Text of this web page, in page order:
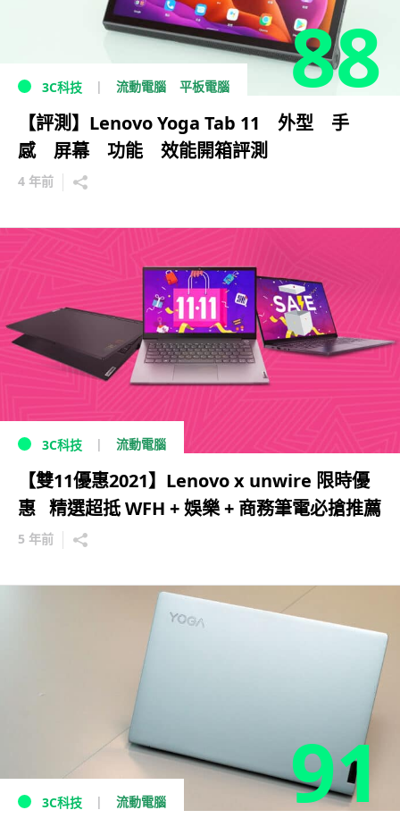
88
3C科技 流動電腦 平板電腦
【評測】Lenovo Yoga Tab 11 外型 手
感 屏幕 功能 效能開箱評測
4 年前
3C科技 流動電腦
【雙11優惠2021】Lenovo x unwire 限時優
惠 精選超抵 WFH + 娛樂 + 商務筆電必搶推薦
5 年前
91
3C科技 流動電腦